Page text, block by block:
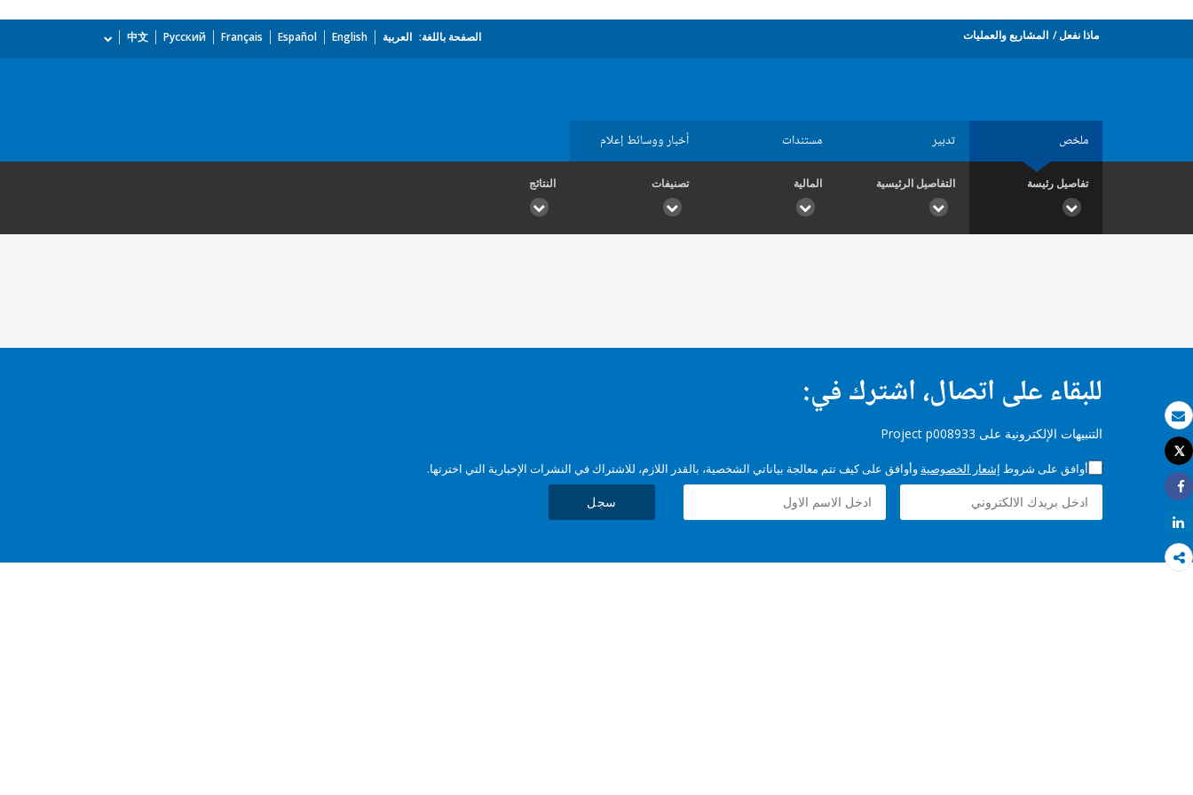
بريد الكتروني
طباعة
Tweet
Share
Share
ماذا نفعل المشاريع والعمليات الصفحة باللغة: العربية English
Español
Français
Русский
中文
ملخص تدبير مستندات أخبار ووسائط إعلام
تفاصيل رئيسة التفاصيل الرئيسية المالية تصنيفات النتائج
للبقاء على اتصال، اشترك في:
التنبيهات الإلكترونية على Project p008933
أوافق على شروط إشعار الخصوصية وأوافق على كيف تتم معالجة بياناتي الشخصية، بالقدر اللازم، للاشتراك في النشرات الإخبارية التي اخترتها.
سجل